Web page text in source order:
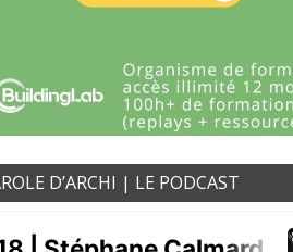
D’ARCHI | LE PODCAST